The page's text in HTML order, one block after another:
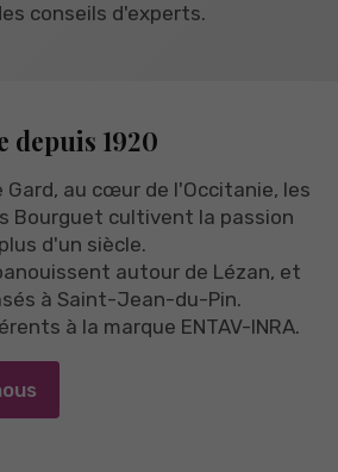
conseils d'experts.
1920
Gard, au cœur de l'Occitanie, les
Bourguet cultivent la passion
d'un siècle.
autour de Lézan, et
à Saint-Jean-du-Pin.
à la marque ENTAV-INRA.